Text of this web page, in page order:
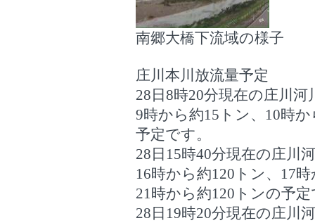
南郷大橋下流域の様子
庄川本川放流量予定
28日8時20分現在の庄川
9時から約15トン、10時
予定です。
28日15時40分現在の庄川
16時から約120トン、17
21時から約120トンの予
28日19時20分現在の庄川